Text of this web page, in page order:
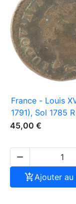
France - Louis
1791), Sol 1785
45,00 €

Ajouter au